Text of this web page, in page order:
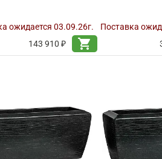
ожидается 03.09.26г.
143 910 ₽
shopping_cart
Поставка